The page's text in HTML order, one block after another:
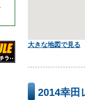
大きな地図で見る
2014幸田